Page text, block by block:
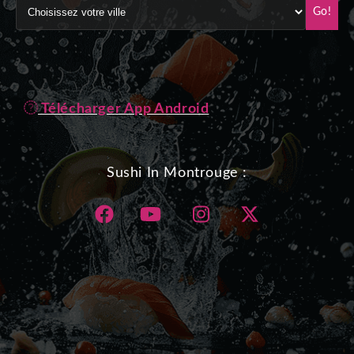
Go!
Télécharger App Android
Sushi In Montrouge :